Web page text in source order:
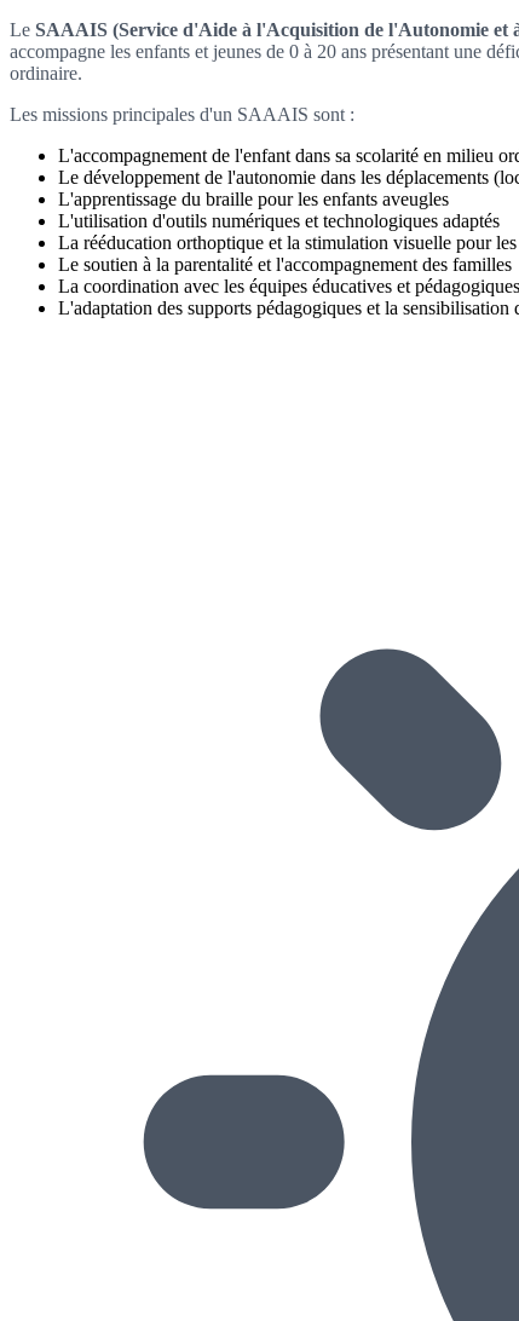
Le SAAAIS (Service d'Aide à l'Acquisition de l'Autonomie et
accompagne les enfants et jeunes de 0 à 20 ans présentant une
ordinaire.
Les missions principales d'un SAAAIS sont :
L'accompagnement de l'enfant dans sa scolarité en milieu
Le développement de l'autonomie dans les déplacements
L'apprentissage du braille pour les enfants aveugles
L'utilisation d'outils numériques et technologiques adaptés
La rééducation orthoptique et la stimulation visuelle pour
Le soutien à la parentalité et l'accompagnement des familles
La coordination avec les équipes éducatives et pédagogiques
L'adaptation des supports pédagogiques et la sensibilisation